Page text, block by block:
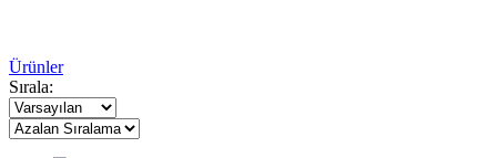
Ürünler
Sırala: